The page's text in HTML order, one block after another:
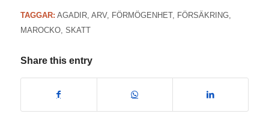
TAGGAR: AGADIR, ARV, FÖRMÖGENHET, FÖRSÄKRING,
MAROCKO, SKATT
Share this entry